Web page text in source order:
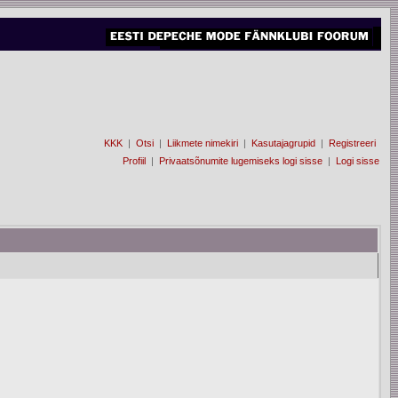
KKK | Otsi | Liikmete nimekiri | Kasutajagrupid | Registreeri
Profiil | Privaatsõnumite lugemiseks logi sisse | Logi sisse